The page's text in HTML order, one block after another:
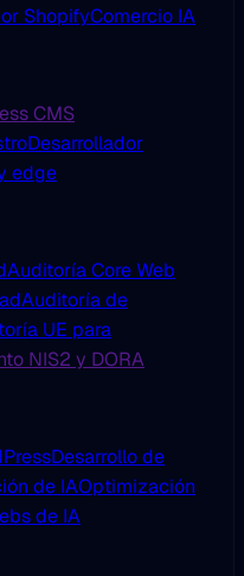
ShopifyComercio IA
CMS
Desarrollador
edge
Auditoría Core Web
Auditoría de
UE para
NIS2 y DORA
Desarrollo de
de IAOptimización
de IA